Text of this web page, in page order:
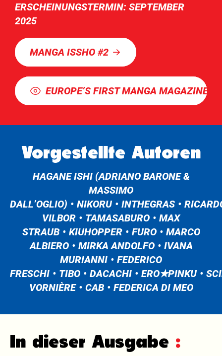
ERSCHEINUNGSTERMIN: SEPTEMBER
2025
MANGA ISSHO #2
EUROPE’S FIRST MANGA MAGAZINE
Vorgestellte Autoren
HAGANE ISHI (ADRIANO BARONE &
MASSIMO
DALL’OGLIO)
NIKORU INTHEGRAS
VILBOR
TAMASABURO
MAX
STRAUB
KIUHOPPER FURO
MARCO
ALBIERO
MIRKA ANDOLFO
IVANA
MURIANNI
FEDERICO
FRESCHI
TIBO DACACHI ERO✭PINKU
VORNIÈRE
CAB FEDERICA DI MEO
In dieser Ausgabe :